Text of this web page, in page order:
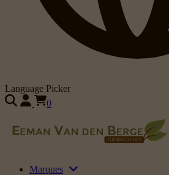
Language Picker
0
Marques